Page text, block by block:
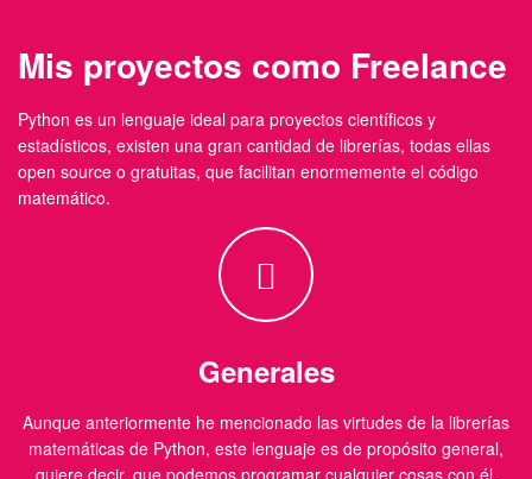
Mis proyectos como Freelance
Python es un lenguaje ideal para proyectos científicos y
estadísticos, existen una gran cantidad de librerías, todas ellas
open source o gratuitas, que facilitan enormemente el código
matemático.
Generales
Aunque anteriormente he mencionado las virtudes de la librerías
matemáticas de Python, este lenguaje es de propósito general,
quiere decir, que podemos programar cualquier cosas con él.